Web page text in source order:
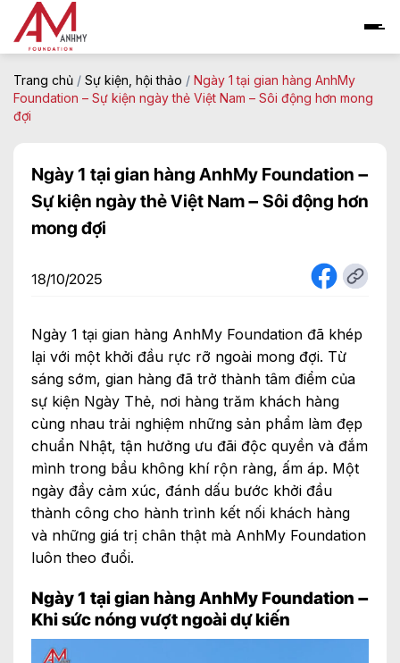
content
Trang chủ / Sự kiện, hội thảo / Ngày 1 tại gian hàng AnhMy
Foundation – Sự kiện ngày thẻ Việt Nam – Sôi động hơn mong
đợi
Ngày 1 tại gian hàng AnhMy Foundation –
Sự kiện ngày thẻ Việt Nam – Sôi động hơn
mong đợi
18/10/2025
Ngày 1 tại gian hàng AnhMy Foundation đã khép
lại với một khởi đầu rực rỡ ngoài mong đợi. Từ
sáng sớm, gian hàng đã trở thành tâm điểm của
sự kiện Ngày Thẻ, nơi hàng trăm khách hàng
cùng nhau trải nghiệm những sản phẩm làm đẹp
chuẩn Nhật, tận hưởng ưu đãi độc quyền và đắm
mình trong bầu không khí rộn ràng, ấm áp. Một
ngày đầy cảm xúc, đánh dấu bước khởi đầu
thành công cho hành trình kết nối khách hàng
và những giá trị chân thật mà AnhMy Foundation
luôn theo đuổi.
Ngày 1 tại gian hàng AnhMy Foundation –
Khi sức nóng vượt ngoài dự kiến